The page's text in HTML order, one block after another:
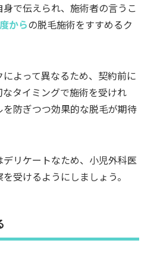
で伝えられ、施術者の言うこ
からの脱毛施術をすすめるク
よって異なるため、契約前に
タイミングで施術を受けれ
防ぎつつ効果的な脱毛が期待
リケートなため、小児外科医
受けるようにしましょう。